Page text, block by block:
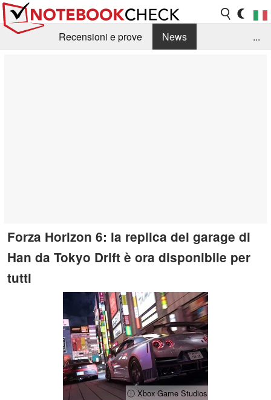
Recensioni e prove
News
...
Forza Horizon 6: la replica del garage di
Han da Tokyo Drift è ora disponibile per
tutti
ⓘ Xbox Game Studios